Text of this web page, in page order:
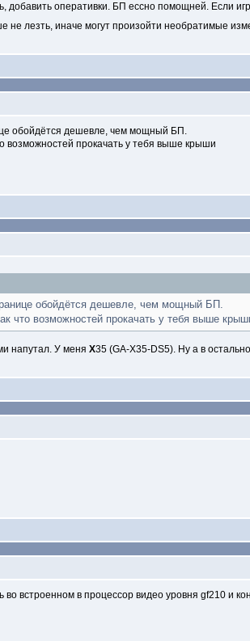
добавить оперативки. БП ессно помощней. Если
не лезть, иначе могут произойти необратимые
обойдётся дешевле, чем мощный БП.
возможностей прокачать у тебя выше крыши
обойдётся дешевле, чем мощный БП.
что возможностей прокачать у тебя выше
напутал. У меня Х35 (GA-X35-DS5). Ну а в
встроенном в процессор видео уровня gf210 и